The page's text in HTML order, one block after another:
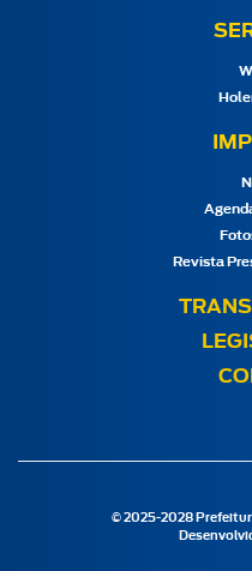
Revista
© 2025-2028